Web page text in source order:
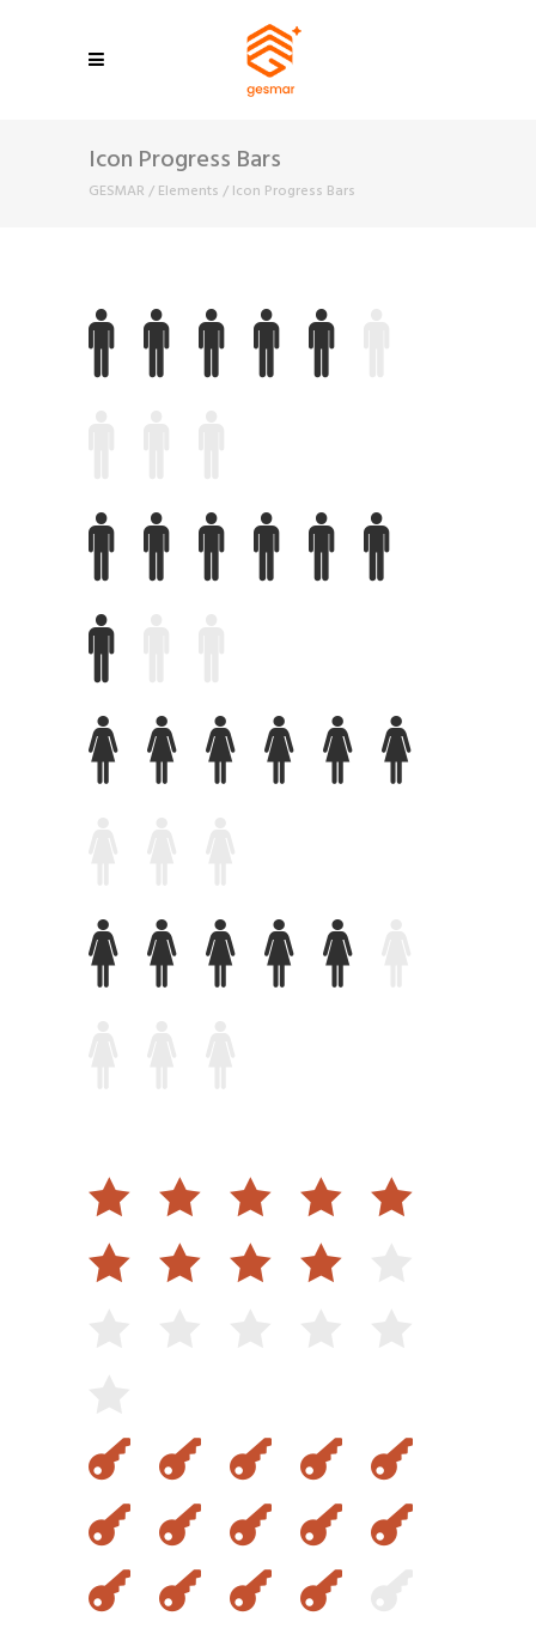
Icon Progress Bars
GESMAR / Elements / Icon Progress Bars